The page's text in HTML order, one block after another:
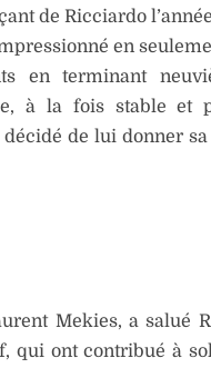
de Ricciardo
en
en terminant
à la fois stable et
de lui donner
Mekies, a salué
qui ont contribué à